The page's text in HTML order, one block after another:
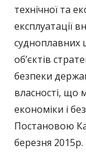
технічної та
експлуатації
судноплавних
об’єктів
безпеки
власності, що
економіки і
Постановою
березня